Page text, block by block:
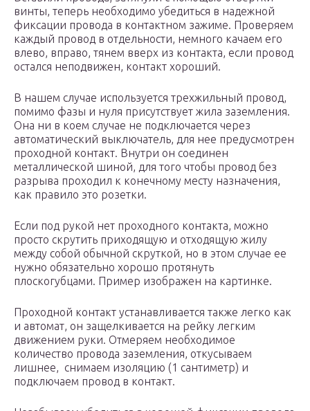
винты, теперь необходимо убедиться в надежной
фиксации провода в контактном зажиме. Проверяем
каждый провод в отдельности, немного качаем его
влево, вправо, тянем вверх из контакта, если провод
остался неподвижен, контакт хороший.
В нашем случае используется трехжильный провод,
помимо фазы и нуля присутствует жила заземления.
Она ни в коем случае не подключается через
автоматический выключатель, для нее предусмотрен
проходной контакт. Внутри он соединен
металлической шиной, для того чтобы провод без
разрыва проходил к конечному месту назначения,
как правило это розетки.
Если под рукой нет проходного контакта, можно
просто скрутить приходящую и отходящую жилу
между собой обычной скруткой, но в этом случае ее
нужно обязательно хорошо протянуть
плоскогубцами. Пример изображен на картинке.
Проходной контакт устанавливается также легко как
и автомат, он защелкивается на рейку легким
движением руки. Отмеряем необходимое
количество провода заземления, откусываем
лишнее, снимаем изоляцию (1 сантиметр) и
подключаем провод в контакт.